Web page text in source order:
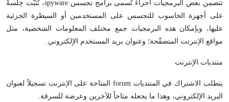
تتضمن بعض البرمجيات أجزاءً تُسمى برامج تجسس spyware، تُثبَّت خِلسةً
على أجهزة الحاسوب للتجسس على المستخدمين أو السيطرة الجزئية
عليها، وبإمكان هذه البرمجيات جمع مختلف المعلومات الشخصية، مثل
مواقع الإنترنت المتصفّحة؛ وعنوان بريد المستخدم الإلكتروني.
منتديات الإنترنت
يتطلب الاشتراك في المنتديات forum المتاحة على الإنترنت تسجيلاً لعنوان
البريد الإلكتروني، وهذا ما يجعله متاحاً للآخرين وعرضة للسرقة.